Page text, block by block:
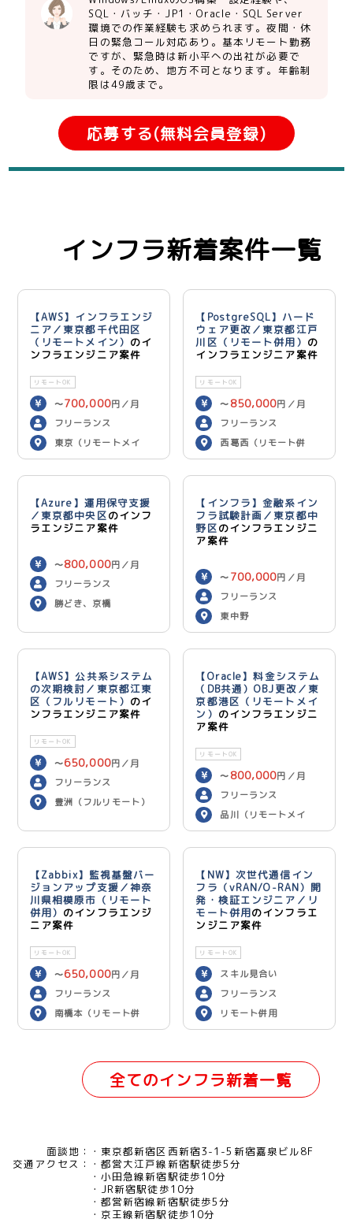
SQL・バッチ・JP1・Oracle・SQL Server
環境での作業経験も求められます。夜間・休
日の緊急コール対応あり。基本リモート勤務
ですが、緊急時は新小平への出社が必要で
す。そのため、地方不可となります。年齢制
限は49歳まで。
応募する(無料会員登録)
インフラ新着案件一覧
【AWS】インフラエンジ
ニア／東京都千代田区
（リモートメイン） のイ
ンフラエンジニア案件
リモートOK
〜700,000円／月
フリーランス
東京（リモートメイ
ン）
【PostgreSQL】ハード
ウェア更改／東京都江戸
川区（リモート併用） の
インフラエンジニア案件
リモートOK
〜 850,000円／月
フリーランス
西葛西（リモート併
用）
【Azure】運用保守支援
／東京都中央区のインフ
ラエンジニア案件
〜800,000円／月
フリーランス
勝どき、京橋
【インフラ】金融系イン
フラ試験計画／東京都中
野区のインフラエンジニ
ア案件
〜 700,000円／月
フリーランス
東中野
【AWS】公共系システム
の次期検討／東京都江東
区（フルリモート） のイ
ンフラエンジニア案件
リモートOK
〜650,000円／月
フリーランス
豊洲（フルリモート）
【Oracle】料金システム
（DB共通）OBJ更改／東
京都港区（リモートメイ
ン） のインフラエンジニ
ア案件
リモートOK
〜 800,000円／月
フリーランス
品川（リモートメイ
ン）
【Zabbix】監視基盤バー
ジョンアップ支援／神奈
川県相模原市（リモート
併用） のインフラエンジ
ニア案件
リモートOK
〜650,000円／月
フリーランス
南橋本（リモート併
用）
【NW】次世代通信イン
フラ（vRAN/O-RAN）開
発・検証エンジニア／リ
モート併用のインフラエ
ンジニア案件
リモートOK
スキル見合い
フリーランス
リモート併用
全てのインフラ新着一覧
面談地：
東京都新宿区西新宿3-1-5新宿嘉泉ビル8F
交通アクセス：
都営大江戸線新宿駅徒歩5分
小田急線新宿駅徒歩10分
JR新宿駅徒歩10分
都営新宿線新宿駅徒歩5分
京王線新宿駅徒歩10分